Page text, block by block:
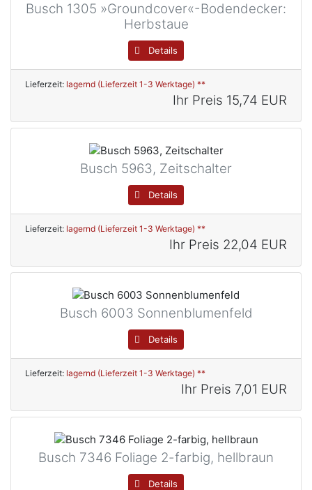
Busch 1305 »Groundcover«-Bodendecker:
Herbstaue
Details
Lieferzeit: lagernd (Lieferzeit 1-3 Werktage) **
Ihr Preis 15,74 EUR
Busch 5963, Zeitschalter
Details
Lieferzeit: lagernd (Lieferzeit 1-3 Werktage) **
Ihr Preis 22,04 EUR
Busch 6003 Sonnenblumenfeld
Details
Lieferzeit: lagernd (Lieferzeit 1-3 Werktage) **
Ihr Preis 7,01 EUR
Busch 7346 Foliage 2-farbig, hellbraun
Details